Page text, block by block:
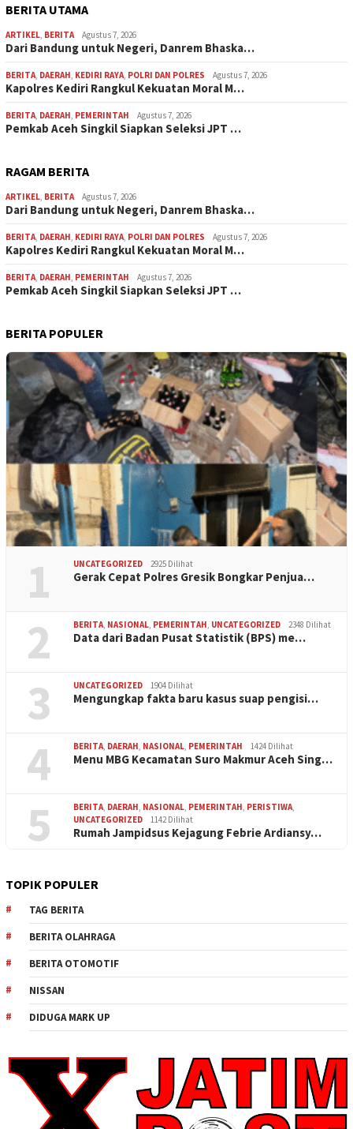
BERITA UTAMA
ARTIKEL BERITA Agustus 7, 2026
Dari Bandung untuk Negeri, Danrem Bhaska…
BERITA DAERAH KEDIRI RAYA POLRI DAN POLRES Agustus 7, 2026
Kapolres Kediri Rangkul Kekuatan Moral M…
BERITA DAERAH PEMERINTAH Agustus 7, 2026
Pemkab Aceh Singkil Siapkan Seleksi JPT …
RAGAM BERITA
ARTIKEL BERITA Agustus 7, 2026
Dari Bandung untuk Negeri, Danrem Bhaska…
BERITA DAERAH KEDIRI RAYA POLRI DAN POLRES Agustus 7, 2026
Kapolres Kediri Rangkul Kekuatan Moral M…
BERITA DAERAH PEMERINTAH Agustus 7, 2026
Pemkab Aceh Singkil Siapkan Seleksi JPT …
BERITA POPULER
1 UNCATEGORIZED 2925 Dilihat
Gerak Cepat Polres Gresik Bongkar Penjua…
2 BERITA NASIONAL PEMERINTAH UNCATEGORIZED 2348 Dilihat
Data dari Badan Pusat Statistik (BPS) me…
3 UNCATEGORIZED 1904 Dilihat
Mengungkap fakta baru kasus suap pengisi…
4 BERITA DAERAH NASIONAL PEMERINTAH 1424 Dilihat
Menu MBG Kecamatan Suro Makmur Aceh Sing…
5 BERITA DAERAH NASIONAL PEMERINTAH PERISTIWA
UNCATEGORIZED
1142 Dilihat
Rumah Jampidsus Kejagung Febrie Ardiansy…
TOPIK POPULER
TAG BERITA
BERITA OLAHRAGA
BERITA OTOMOTIF
NISSAN
DIDUGA MARK UP